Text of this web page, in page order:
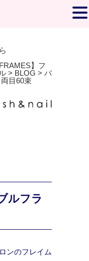
】フ
> BLOG > バ
目60束
ルフラ
ンのフレイム